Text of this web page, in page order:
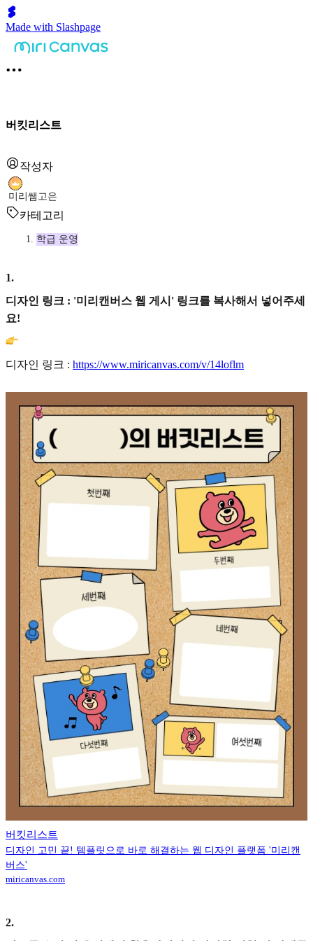
Made with Slashpage
버킷리스트
작성자
미리쌤고은
카테고리
학급 운영
1.
디자인 링크 : '미리캔버스 웹 게시' 링크를 복사해서 넣어주세
요!
디자인 링크 : https://www.miricanvas.com/v/14loflm
버킷리스트
디자인 고민 끝! 템플릿으로 바로 해결하는 웹 디자인 플랫폼 '미리캔
버스'
miricanvas.com
2.